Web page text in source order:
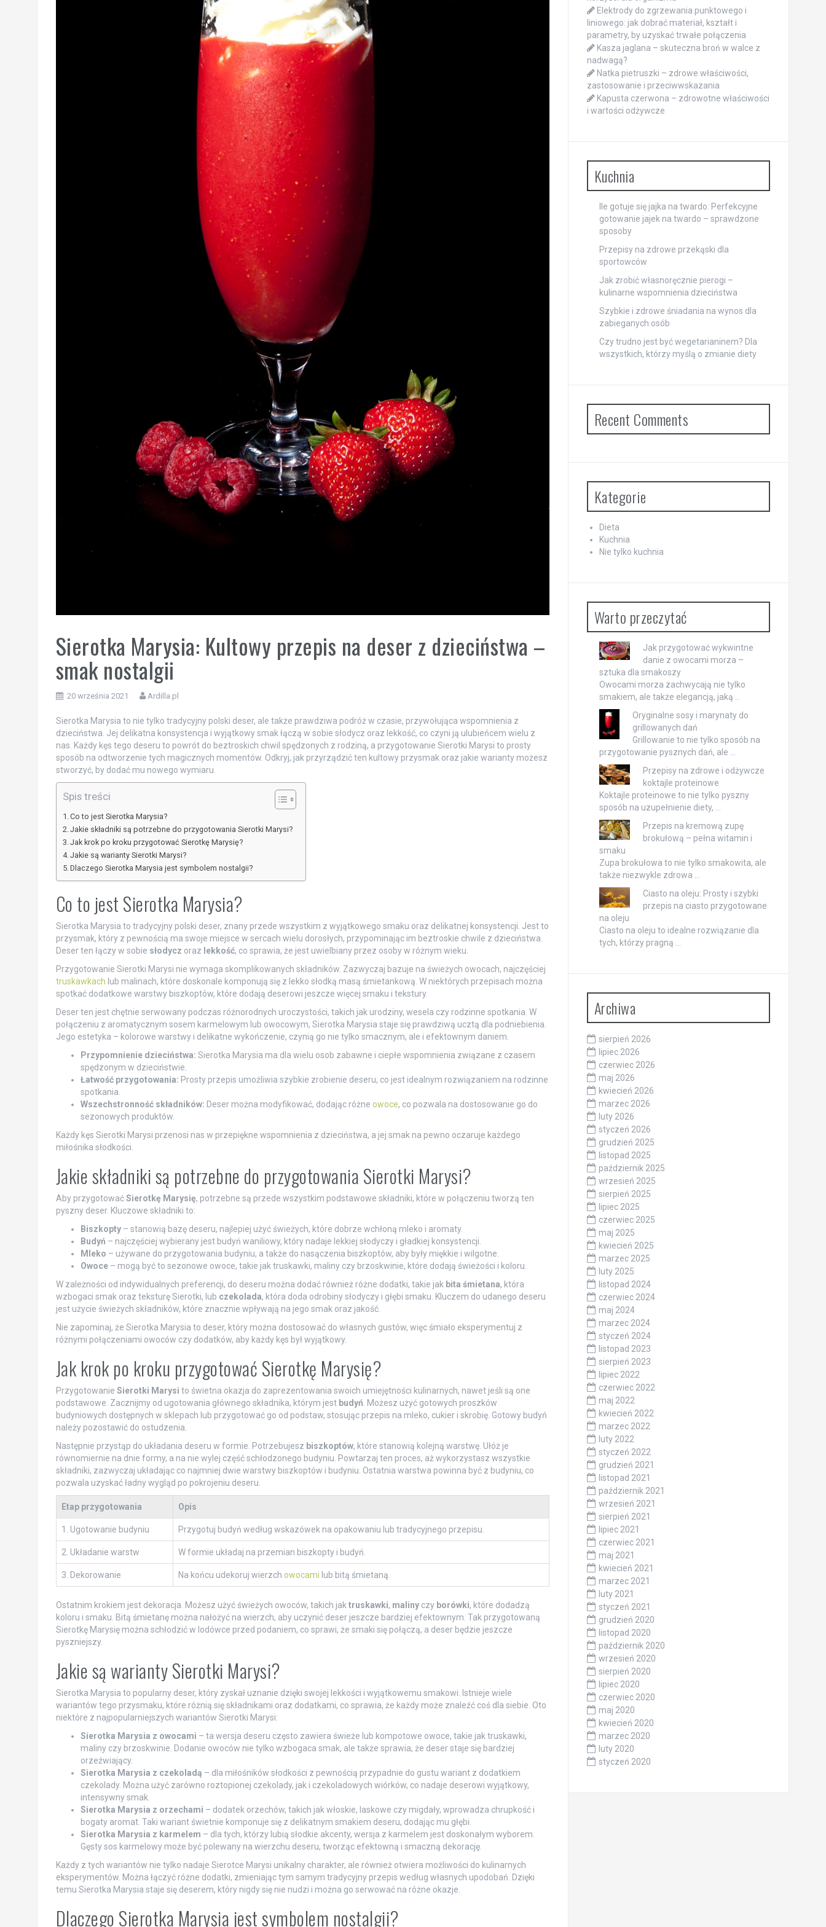
Sierotka Marysia: Kultowy przepis na deser z dzieciństwa –
smak nostalgii
20 września 2021 Ardilla.pl
Sierotka Marysia to nie tylko tradycyjny polski deser, ale także prawdziwa podróż w czasie, przywołująca wspomnienia z
dzieciństwa. Jej delikatna konsystencja i wyjątkowy smak łączą w sobie słodycz oraz lekkość, co czyni ją ulubieńcem wielu z
nas. Każdy kęs tego deseru to powrót do beztroskich chwil spędzonych z rodziną, a przygotowanie Sierotki Marysi to prosty
sposób na odtworzenie tych magicznych momentów. Odkryj, jak przyrządzić ten kultowy przysmak oraz jakie warianty możesz
stworzyć, by dodać mu nowego wymiaru.
Spis treści
Co to jest Sierotka Marysia?
Jakie składniki są potrzebne do przygotowania Sierotki Marysi?
Jak krok po kroku przygotować Sierotkę Marysię?
Jakie są warianty Sierotki Marysi?
Dlaczego Sierotka Marysia jest symbolem nostalgii?
Co to jest Sierotka Marysia?
Sierotka Marysia to tradycyjny polski deser, znany przede wszystkim z wyjątkowego smaku oraz delikatnej konsystencji. Jest to
przysmak, który z pewnością ma swoje miejsce w sercach wielu dorosłych, przypominając im beztroskie chwile z dzieciństwa.
Deser ten łączy w sobie słodycz oraz lekkość, co sprawia, że jest uwielbiany przez osoby w różnym wieku.
Przygotowanie Sierotki Marysi nie wymaga skomplikowanych składników. Zazwyczaj bazuje na świeżych owocach, najczęściej
truskawkach lub malinach, które doskonale komponują się z lekko słodką masą śmietankową. W niektórych przepisach można
spotkać dodatkowe warstwy biszkoptów, które dodają deserowi jeszcze więcej smaku i tekstury.
Deser ten jest chętnie serwowany podczas różnorodnych uroczystości, takich jak urodziny, wesela czy rodzinne spotkania. W
połączeniu z aromatycznym sosem karmelowym lub owocowym, Sierotka Marysia staje się prawdziwą ucztą dla podniebienia.
Jego estetyka – kolorowe warstwy i delikatne wykończenie, czynią go nie tylko smacznym, ale i efektownym daniem.
Przypomnienie dzieciństwa: Sierotka Marysia ma dla wielu osob zabawne i ciepłe wspomnienia związane z czasem
spędzonym w dzieciństwie.
Łatwość przygotowania: Prosty przepis umożliwia szybkie zrobienie deseru, co jest idealnym rozwiązaniem na rodzinne
spotkania.
Wszechstronność składników: Deser można modyfikować, dodając różne owoce, co pozwala na dostosowanie go do
sezonowych produktów.
Każdy kęs Sierotki Marysi przenosi nas w przepiękne wspomnienia z dzieciństwa, a jej smak na pewno oczaruje każdego
miłośnika słodkości.
Jakie składniki są potrzebne do przygotowania Sierotki Marysi?
Aby przygotowaćSierotkę Marysię, potrzebne są przede wszystkim podstawowe składniki, które w połączeniu tworzą ten
pyszny deser. Kluczowe składniki to:
Biszkopty– stanowią bazę deseru, najlepiej użyć świeżych, które dobrze wchłoną mleko i aromaty.
Budyń – najczęściej wybierany jest budyń waniliowy, który nadaje lekkiej słodyczy i gładkiej konsystencji.
Mleko – używane do przygotowania budyniu, a także do nasączenia biszkoptów, aby były miękkie i wilgotne.
Owoce– mogą być to sezonowe owoce, takie jak truskawki, maliny czy brzoskwinie, które dodają świeżości i koloru.
W zależności od indywidualnych preferencji, do deseru można dodać również różne dodatki, takie jak bita śmietana, która
wzbogaci smak oraz teksturę Sierotki, lub czekolada, która doda odrobiny słodyczy i głębi smaku. Kluczem do udanego deseru
jest użycie świeżych składników, które znacznie wpływają na jego smak oraz jakość.
Nie zapominaj, że Sierotka Marysia to deser, który można dostosować do własnych gustów, więc śmiało eksperymentuj z
różnymi połączeniami owoców czy dodatków, aby każdy kęs był wyjątkowy.
Jak krok po kroku przygotować Sierotkę Marysię?
Przygotowanie Sierotki Marysi to świetna okazja do zaprezentowania swoich umiejętności kulinarnych, nawet jeśli są one
podstawowe. Zacznijmy od ugotowania głównego składnika, którym jest budyń . Możesz użyć gotowych proszków
budyniowych dostępnych w sklepach lub przygotować go od podstaw, stosując przepis na mleko, cukier i skrobię. Gotowy budyń
należy pozostawić do ostudzenia.
Następnie przystąp do układania deseru w formie. Potrzebujesz biszkoptów, które stanowią kolejną warstwę. Ułóż je
równomiernie na dnie formy, a na nie wylej część schłodzonego budyniu. Powtarzaj ten proces, aż wykorzystasz wszystkie
składniki, zazwyczaj układając co najmniej dwie warstwy biszkoptów i budyniu. Ostatnia warstwa powinna być z budyniu, co
pozwala uzyskać ładny wygląd po pokrojeniu deseru.
Etap przygotowania Opis
1. Ugotowanie budyniu Przygotuj budyń według wskazówek na opakowaniu lub tradycyjnego przepisu.
2. Układanie warstw W formie układaj na przemian biszkopty i budyń.
3. Dekorowanie Na końcu udekoruj wierzch owocami lub bitą śmietaną.
Ostatnim krokiem jest dekoracja. Możesz użyć świeżych owoców, takich jak truskawki, malinyczy borówki, które dodadzą
koloru i smaku. Bitą śmietanę można nałożyć na wierzch, aby uczynić deser jeszcze bardziej efektownym. Tak przygotowaną
Sierotkę Marysię można schłodzić w lodówce przed podaniem, co sprawi, że smaki się połączą, a deser będzie jeszcze
pyszniejszy.
Jakie są warianty Sierotki Marysi?
Sierotka Marysia to popularny deser, który zyskał uznanie dzięki swojej lekkości i wyjątkowemu smakowi. Istnieje wiele
wariantów tego przysmaku, które różnią się składnikami oraz dodatkami, co sprawia, że każdy może znaleźć coś dla siebie. Oto
niektóre z najpopularniejszych wariantów Sierotki Marysi:
Sierotka Marysia z owocami – ta wersja deseru często zawiera świeże lub kompotowe owoce, takie jak truskawki,
maliny czy brzoskwinie. Dodanie owoców nie tylko wzbogaca smak, ale także sprawia, że deser staje się bardziej
orzeźwiający.
Sierotka Marysia z czekoladą – dla miłośników słodkości z pewnością przypadnie do gustu wariant z dodatkiem
czekolady. Można użyć zarówno roztopionej czekolady, jak i czekoladowych wiórków, co nadaje deserowi wyjątkowy,
intensywny smak.
Sierotka Marysia z orzechami – dodatek orzechów, takich jak włoskie, laskowe czy migdały, wprowadza chrupkość i
bogaty aromat. Taki wariant świetnie komponuje się z delikatnym smakiem deseru, dodając mu głębi.
Sierotka Marysia z karmelem – dla tych, którzy lubią słodkie akcenty, wersja z karmelem jest doskonałym wyborem.
Gęsty sos karmelowy może być polewany na wierzchu deseru, tworząc efektowną i smaczną dekorację.
Każdy z tych wariantów nie tylko nadaje Sierotce Marysi unikalny charakter, ale również otwiera możliwości do kulinarnych
eksperymentów. Można łączyć różne dodatki, zmieniając tym samym tradycyjny przepis według własnych upodobań. Dzięki
temu Sierotka Marysia staje się deserem, który nigdy się nie nudzi i można go serwować na różne okazje.
Dlaczego Sierotka Marysia jest symbolem nostalgii?
Elektrody do zgrzewania punktowego i
liniowego: jak dobrać materiał, kształt i
parametry, by uzyskać trwałe połączenia
Kasza jaglana – skuteczna broń w walce z
nadwagą?
Natka pietruszki – zdrowe właściwości,
zastosowanie i przeciwwskazania
Kapusta czerwona – zdrowotne właściwości
i wartości odżywcze
Kuchnia
Ile gotuje się jajka na twardo: Perfekcyjne
gotowanie jajek na twardo – sprawdzone
sposoby
Przepisy na zdrowe przekąski dla
sportowców
Jak zrobić własnoręcznie pierogi –
kulinarne wspomnienia dzieciństwa
Szybkie i zdrowe śniadania na wynos dla
zabieganych osób
Czy trudno jest być wegetarianinem? Dla
wszystkich, którzy myślą o zmianie diety
Recent Comments
Kategorie
Dieta
Kuchnia
Nie tylko kuchnia
Warto przeczytać
Jak przygotować wykwintne
danie z owocami morza –
sztuka dla smakoszy
Owocami morza zachwycają nie tylko
smakiem, ale także elegancją, jaką …
Oryginalne sosy i marynaty do
grillowanych dań
Grillowanie to nie tylko sposób na
przygotowanie pysznych dań, ale …
Przepisy na zdrowe i odżywcze
koktajle proteinowe
Koktajle proteinowe to nie tylko pyszny
sposób na uzupełnienie diety, …
Przepis na kremową zupę
brokułową – pełna witamin i
smaku
Zupa brokułowa to nie tylko smakowita, ale
także niezwykle zdrowa …
Ciasto na oleju: Prosty i szybki
przepis na ciasto przygotowane
na oleju
Ciasto na oleju to idealne rozwiązanie dla
tych, którzy pragną …
Archiwa
sierpień 2026
lipiec 2026
czerwiec 2026
maj 2026
kwiecień 2026
marzec 2026
luty 2026
styczeń 2026
grudzień 2025
listopad 2025
październik 2025
wrzesień 2025
sierpień 2025
lipiec 2025
czerwiec 2025
maj 2025
kwiecień 2025
marzec 2025
luty 2025
listopad 2024
czerwiec 2024
maj 2024
marzec 2024
styczeń 2024
listopad 2023
sierpień 2023
lipiec 2022
czerwiec 2022
maj 2022
kwiecień 2022
marzec 2022
luty 2022
styczeń 2022
grudzień 2021
listopad 2021
październik 2021
wrzesień 2021
sierpień 2021
lipiec 2021
czerwiec 2021
maj 2021
kwiecień 2021
marzec 2021
luty 2021
styczeń 2021
grudzień 2020
listopad 2020
październik 2020
wrzesień 2020
sierpień 2020
lipiec 2020
czerwiec 2020
maj 2020
kwiecień 2020
marzec 2020
luty 2020
styczeń 2020